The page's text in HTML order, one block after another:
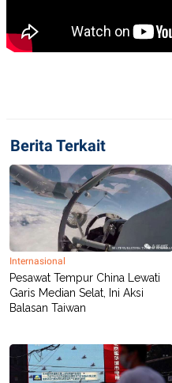
C
E
M
I
T
P
R
E
T
I
S
I
N
K
G
M
E
D
.
I
Berita Terkait
Internasional
Pesawat Tempur China Lewati
Garis Median Selat, Ini Aksi
Balasan Taiwan